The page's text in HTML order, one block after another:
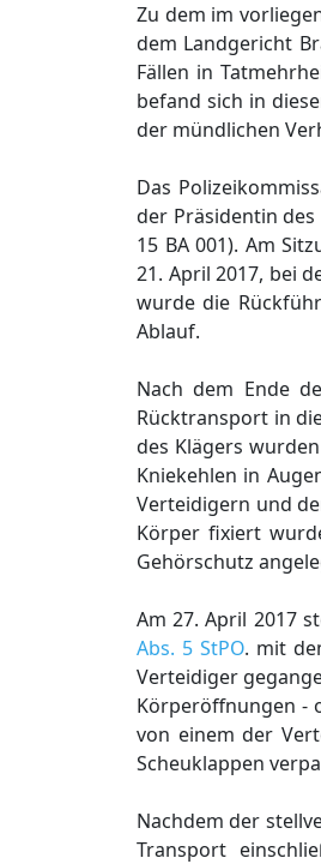
Zu dem im
dem Landgericht
Fällen in
befand sich in
der mündlichen
Das
der Präsidentin
15 BA 001). Am
21. April 2017, bei
wurde die
Ablauf.
Nach dem Ende
Rücktransport in
des Klägers
Kniekehlen in
Verteidigern und
Körper fixiert
Gehörschutz
Am 27. April 2017
Abs. 5 StPO. mit
Verteidiger
Körperöffnungen -
von einem der
Scheuklappen
Nachdem der
Transport